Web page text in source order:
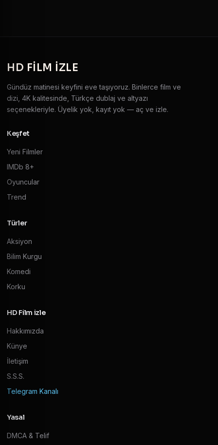
HD FILM IZLE
Gündüz matinesi keyfini eve taşıyoruz. Binlerce film ve
dizi, 4K kalitesinde, Türkçe dublaj ve altyazı
seçenekleriyle. Üyelik yok, kayıt yok — aç ve izle.
Keşfet
Yeni Filmler
IMDb 8+
Oyuncular
Trend
Türler
Aksiyon
Bilim Kurgu
Komedi
Korku
HD Film izle
Hakkımızda
Künye
İletişim
S.S.S.
Telegram Kanalı
Yasal
DMCA & Telif